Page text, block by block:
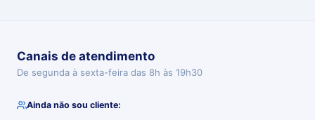
Canais de atendimento
De segunda à sexta-feira das 8h às 19h30
Ainda não sou cliente: